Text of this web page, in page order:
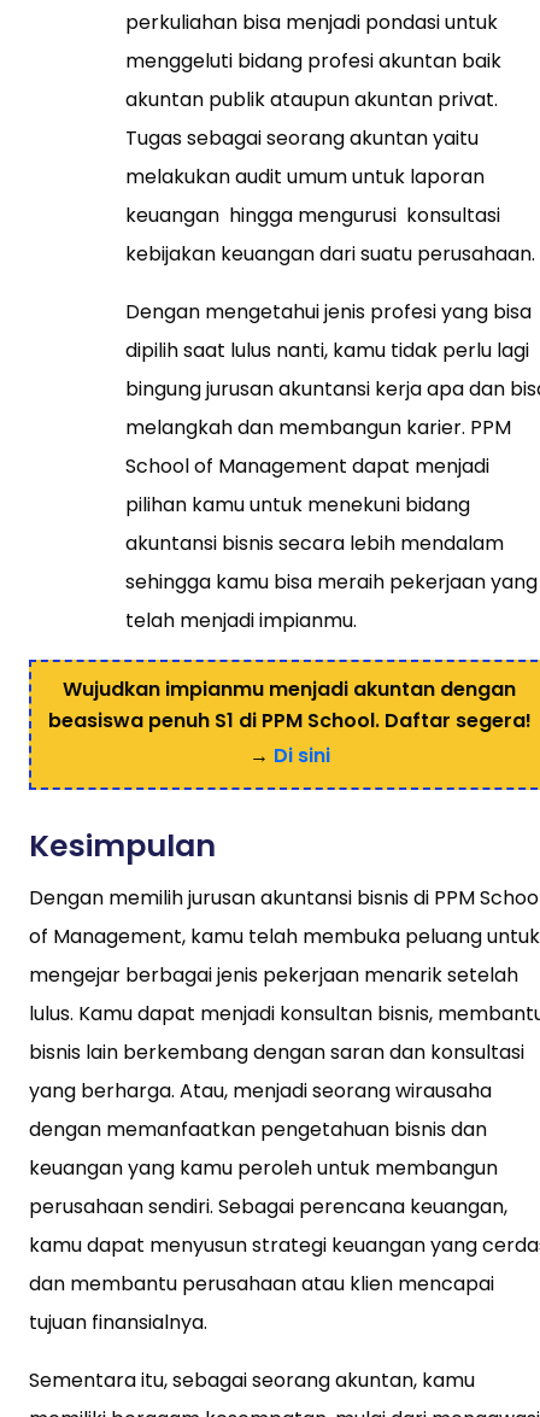
perkuliahan bisa menjadi pondasi untuk
menggeluti bidang profesi akuntan baik
akuntan publik ataupun akuntan privat.
Tugas sebagai seorang akuntan yaitu
melakukan audit umum untuk laporan
keuangan hingga mengurusi konsultasi
kebijakan keuangan dari suatu perusahaan.
Dengan mengetahui jenis profesi yang bisa
dipilih saat lulus nanti, kamu tidak perlu lagi
bingung jurusan akuntansi kerja apa dan
melangkah dan membangun karier. PPM
School of Management dapat menjadi
pilihan kamu untuk menekuni bidang
akuntansi bisnis secara lebih mendalam
sehingga kamu bisa meraih pekerjaan yang
telah menjadi impianmu.
Wujudkan impianmu menjadi akuntan dengan
beasiswa penuh S1 di PPM School. Daftar segera!
→ Di sini
Kesimpulan
Dengan memilih jurusan akuntansi bisnis di PPM
of Management, kamu telah membuka peluang untuk
mengejar berbagai jenis pekerjaan menarik setelah
lulus. Kamu dapat menjadi konsultan bisnis,
bisnis lain berkembang dengan saran dan konsultasi
yang berharga. Atau, menjadi seorang wirausaha
dengan memanfaatkan pengetahuan bisnis dan
keuangan yang kamu peroleh untuk membangun
perusahaan sendiri. Sebagai perencana keuangan,
kamu dapat menyusun strategi keuangan yang
dan membantu perusahaan atau klien mencapai
tujuan finansialnya.
Sementara itu, sebagai seorang akuntan, kamu